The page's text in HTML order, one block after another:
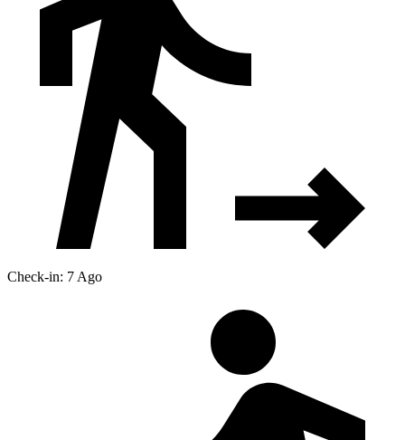
Check-in: 7 Ago